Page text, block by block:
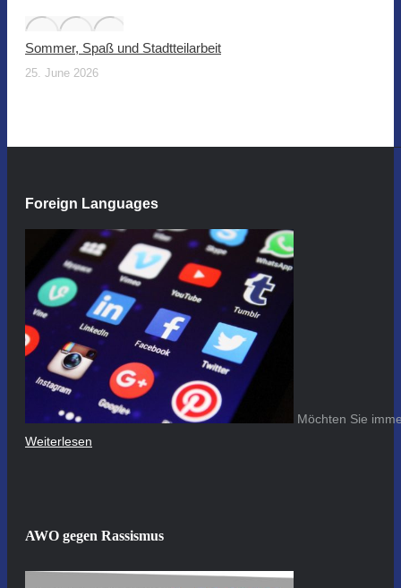
Sommer, Spaß und Stadtteilarbeit
25. June 2026
Foreign Languages
Möchten Sie
Weiterlesen
AWO gegen Rassismus